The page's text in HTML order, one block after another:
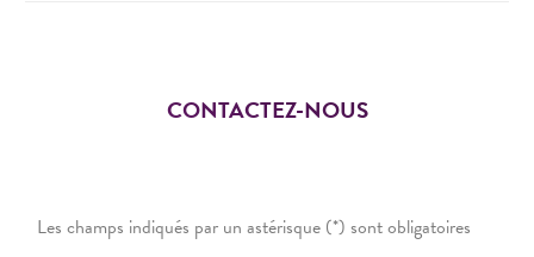
CONTACTEZ-NOUS
Les champs indiqués par un astérisque (*) sont obligatoires